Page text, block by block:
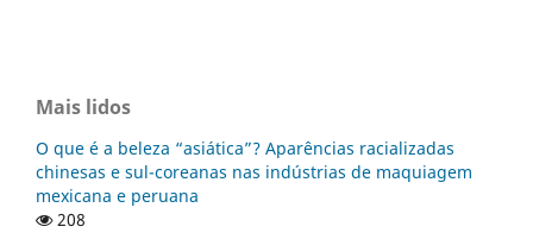
Mais lidos
O que é a beleza “asiática”? Aparências racializadas
chinesas e sul-coreanas nas indústrias de maquiagem
mexicana e peruana
208